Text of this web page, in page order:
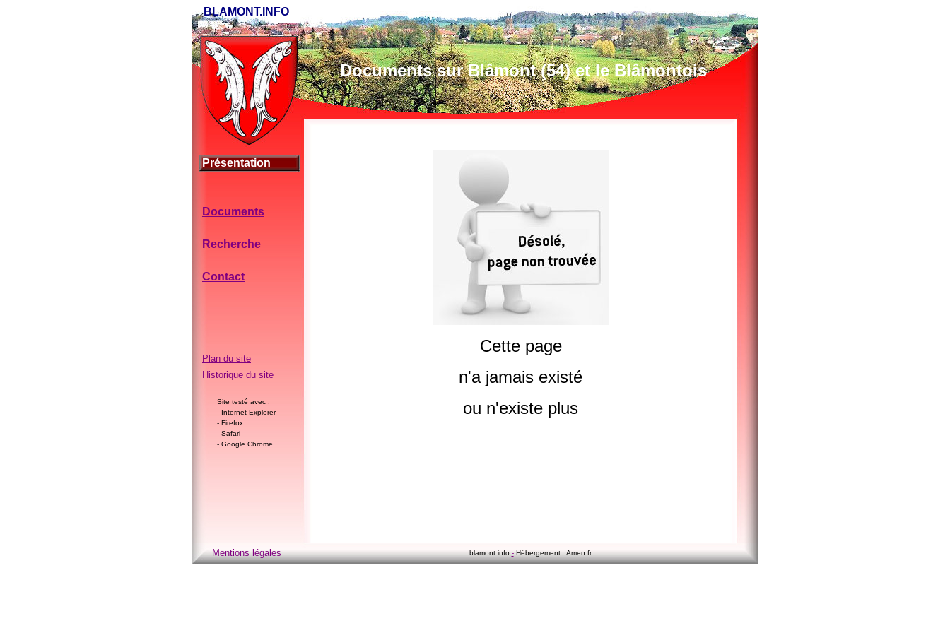
BLAMONT.INFO
Documents sur Blâmont (54) et le Blâmontois
Présentation
Documents
Recherche
Contact
Plan du site
Historique du site
Site testé avec :
- Internet Explorer
- Firefox
- Safari
- Google Chrome
Cette page
n'a jamais existé
ou n'existe plus
Mentions légales blamont.info-Hébergement : Amen.fr